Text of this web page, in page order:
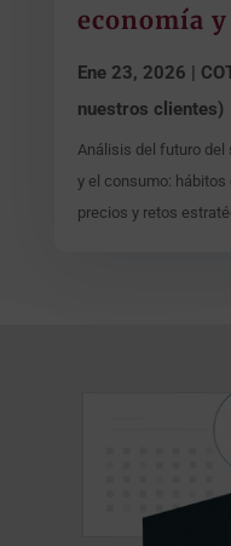
economía
Ene 23, 2026
nuestros clientes)
Análisis del futuro del
y el consumo: hábitos
precios y retos